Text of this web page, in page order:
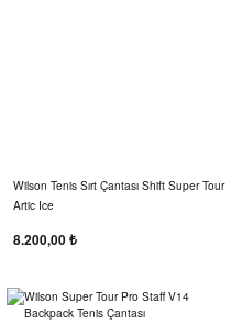
Wilson Tenis Sırt Çantası Shift Super Tour
Artic Ice
8.200,00 ₺